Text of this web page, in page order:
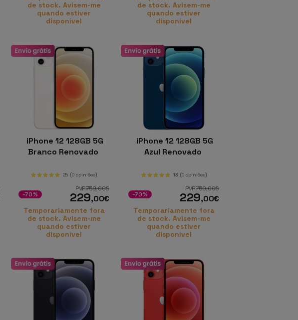
de stock. Avisem-me
quando estiver
disponível
de stock. Avisem-me
quando estiver
disponível
iPhone 12 128GB 5G
Branco Renovado
25 (0 opiniões)
PVR759,00€
229,00€
-70%
Temporariamente fora
de stock. Avisem-me
quando estiver
disponível
iPhone 12 128GB 5G
Azul Renovado
13 (0 opiniões)
PVR759,00€
229,00€
-70%
Temporariamente fora
de stock. Avisem-me
quando estiver
disponível